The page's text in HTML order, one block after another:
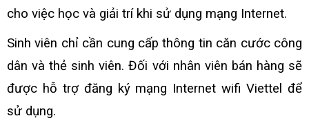
cho việc học và giải trí khi sử dụng mạng Internet.
Sinh viên chỉ cần cung cấp thông tin căn cước công
dân và thẻ sinh viên. Đối với nhân viên bán hàng sẽ
được hỗ trợ đăng ký mạng Internet wifi Viettel để
sử dụng.